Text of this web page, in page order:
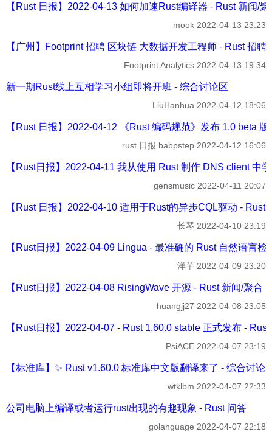
【Rust 日报】2022-04-13 如何加速Rust编译器 - Rust 新闻/聚
mook 2022-04-13 23:23
【广州】Footprint 招聘 区块链 大数据开发工程师 - Rust 招聘
Footprint Analytics 2022-04-13 19:34
新一期Rust线上互相学习小组即将开班 - 综合讨论区
LiuHanhua 2022-04-12 18:06
【Rust 日报】2022-04-12 《Rust 编码规范》发布 1.0 beta
rust 日报 babpstep 2022-04-12 16:06
【Rust日报】2022-04-11 我从使用 Rust 制作 DNS client 中
gensmusic 2022-04-11 20:07
【Rust 日报】2022-04-10 适用于Rust的异步CQL驱动 - Rust
长琴 2022-04-10 23:19
【Rust日报】2022-04-09 Lingua - 最准确的 Rust 自然语言检
洋芋 2022-04-09 23:20
【Rust日报】2022-04-08 RisingWave 开源 - Rust 新闻/聚合
huangjj27 2022-04-08 23:05
【Rust日报】2022-04-07 - Rust 1.60.0 stable 正式发布 -
PsiACE 2022-04-07 23:19
【标准库】✨ Rust v1.60.0 标准库中文版翻译来了 - 综合讨论
wtklbm 2022-04-07 22:33
公司电脑上编译或者运行rust出现的有趣现象 - Rust 问答
golanguage 2022-04-07 22:18